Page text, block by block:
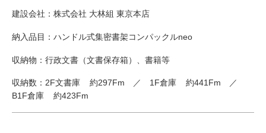
建設会社：株式会社 大林組 東京本店
納入品目：ハンドル式集密書架コンパックルneo
収納物：行政文書（文書保存箱）、書籍等
収納数：2F文書庫 約297Fm ／ 1F倉庫 約441Fm ／
B1F倉庫 約423Fm